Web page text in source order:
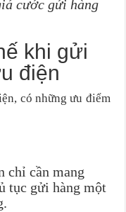
cước gửi hàng
khi gửi
điện
có những ưu điểm
chỉ cần mang
tục gửi hàng một